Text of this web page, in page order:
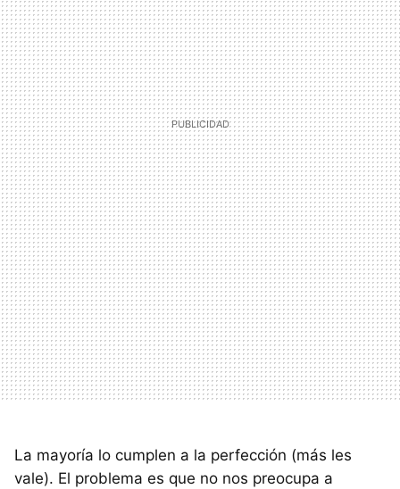
La mayoría lo cumplen a la perfección (más les
vale). El problema es que no nos preocupa a